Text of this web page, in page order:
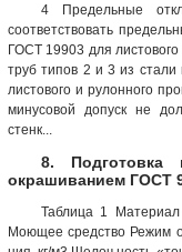
4 Предельные
соответствовать
ГОСТ 19903 для листового
труб типов 2 и 3 из стали
листового и рулонного
минусовой допуск не
стенк...
8. Подготовка
окрашиванием ГОСТ
Таблица 1
Моющее средство Режим